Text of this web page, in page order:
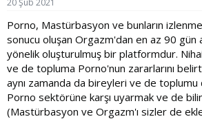
Porno, Mastürbasyon ve bunların
sonucu oluşan Orgazm'dan en az 90 gün
yönelik oluşturulmuş bir platformdur.
ve de topluma Porno'nun zararlarını
aynı zamanda da bireyleri ve de toplumu
Porno sektörüne karşı uyarmak ve de
(Mastürbasyon ve Orgazm'ı sizler de